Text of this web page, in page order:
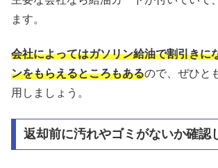
ます。
会社によってはガソリン給油で割引きに
ンをもらえるところもあるので、ぜひと
用しましょう。
返却前に汚れやゴミがないか確認